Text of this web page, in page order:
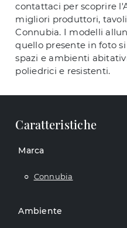
contattaci per scoprire
migliori produttori,
Connubia. I modelli
quello presente in foto
spazi e ambienti
poliedrici e resistenti.
Caratteristiche
Marca
Connubia
Ambiente